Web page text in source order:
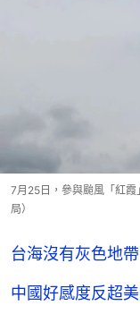
7月25日，參與颱風「紅
局）
台海沒有灰色地
中國好感度反超